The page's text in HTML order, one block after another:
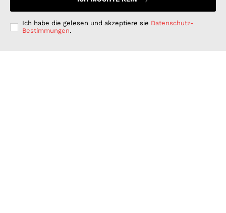
Ich habe die gelesen und akzeptiere sie Datenschutz-
Bestimmungen.